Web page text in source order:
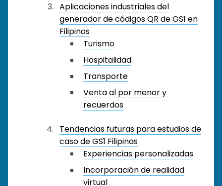
Aplicaciones industriales del
generador de códigos QR de GS1 en
Filipinas
Turismo
Hospitalidad
Transporte
Venta al por menor y
recuerdos
Tendencias futuras para estudios de
caso de GS1 Filipinas
Experiencias personalizadas
Incorporación de realidad
virtual